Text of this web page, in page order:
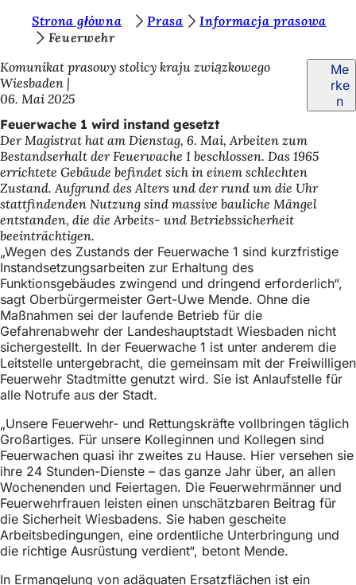
Inhalt anspringen
e
b
e
f
i
n
d
e
n
s
i
c
h
h
i
e
r
:
Strona główna Prasa
Informacja prasowa
Feuerwehr
Komunikat prasowy stolicy kraju związkowego
Wiesbaden
06. Mai 2025
Me
rke
n
Feuerwache 1 wird instand gesetzt
Der Magistrat hat am Dienstag, 6. Mai, Arbeiten zum
Bestandserhalt der Feuerwache 1 beschlossen. Das 1965
errichtete Gebäude befindet sich in einem schlechten
Zustand. Aufgrund des Alters und der rund um die Uhr
stattfindenden Nutzung sind massive bauliche Mängel
entstanden, die die Arbeits- und Betriebssicherheit
beeinträchtigen.
„Wegen des Zustands der Feuerwache 1 sind kurzfristige
Instandsetzungsarbeiten zur Erhaltung des
Funktionsgebäudes zwingend und dringend erforderlich“,
sagt Oberbürgermeister Gert-Uwe Mende. Ohne die
Maßnahmen sei der laufende Betrieb für die
Gefahrenabwehr der Landeshauptstadt Wiesbaden nicht
sichergestellt. In der Feuerwache 1 ist unter anderem die
Leitstelle untergebracht, die gemeinsam mit der Freiwilligen
Feuerwehr Stadtmitte genutzt wird. Sie ist Anlaufstelle für
alle Notrufe aus der Stadt.
„Unsere Feuerwehr- und Rettungskräfte vollbringen täglich
Großartiges. Für unsere Kolleginnen und Kollegen sind
Feuerwachen quasi ihr zweites zu Hause. Hier versehen sie
ihre 24 Stunden-Dienste – das ganze Jahr über, an allen
Wochenenden und Feiertagen. Die Feuerwehrmänner und
Feuerwehrfrauen leisten einen unschätzbaren Beitrag für
die Sicherheit Wiesbadens. Sie haben gescheite
Arbeitsbedingungen, eine ordentliche Unterbringung und
die richtige Ausrüstung verdient“, betont Mende.
In Ermangelung von adäquaten Ersatzflächen ist ein